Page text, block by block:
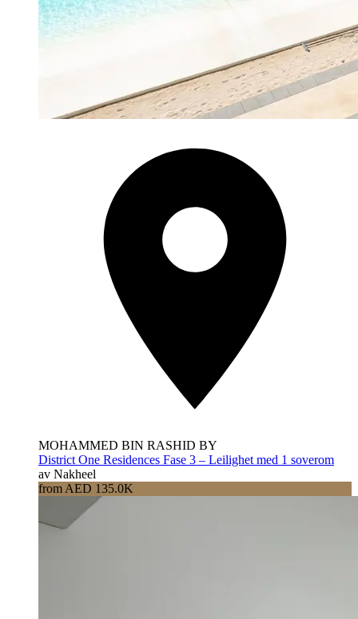
MOHAMMED BIN RASHID BY
District One Residences Fase 3 – Leilighet med 1 soverom
av Nakheel
from AED 135.0K